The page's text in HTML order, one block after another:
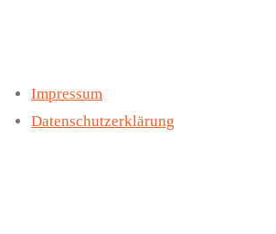
Impressum
Datenschutzerklärung